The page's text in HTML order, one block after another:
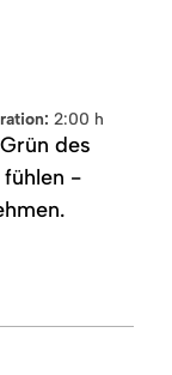
2:00 h
des
fühlen -